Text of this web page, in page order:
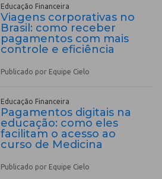
Educação Financeira
Viagens corporativas no
Brasil: como receber
pagamentos com mais
controle e eficiência
Publicado por Equipe Cielo
Educação Financeira
Pagamentos digitais na
educação: como eles
facilitam o acesso ao
curso de Medicina
Publicado por Equipe Cielo